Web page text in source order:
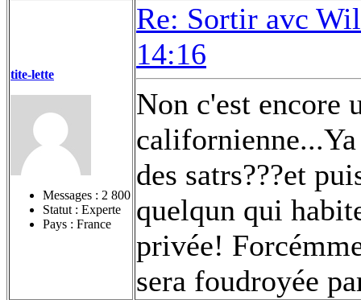
tite-lette
Messages : 2 800
Statut : Experte
Pays : France
Re: Sortir avc
14:16
Non c'est encore
des satrs???et
quelqun qui
privée!
sera foudroyée